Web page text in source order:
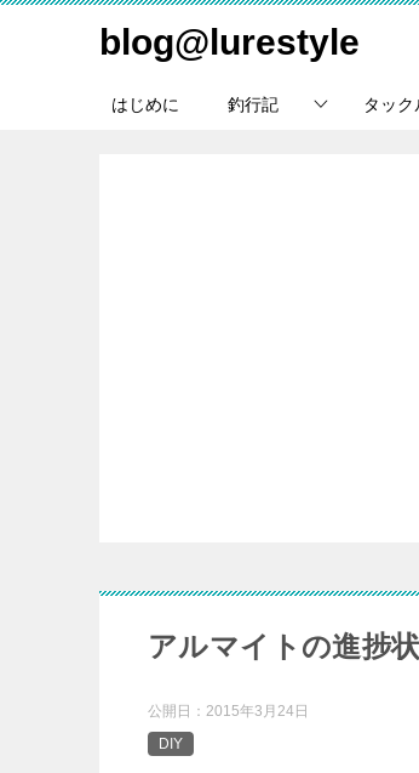
blog@lurestyle
はじめに 釣行記 タック
アルマイトの進捗
公開日： 2015年3月24日
DIY